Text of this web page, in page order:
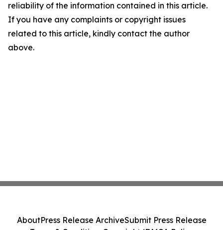
reliability of the information contained in this article.
If you have any complaints or copyright issues
related to this article, kindly contact the author
above.
AboutPress Release ArchiveSubmit Press Release